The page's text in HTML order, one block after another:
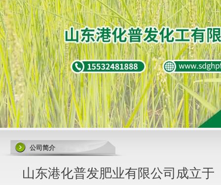
公司简介
山东港化普发肥业有限公司成立于